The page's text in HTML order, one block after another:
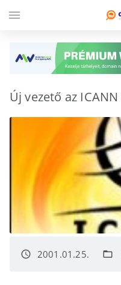
Új vezető az
access_time 2001.01.25. folder_open
menu